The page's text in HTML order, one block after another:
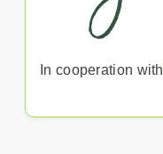
In cooperation with